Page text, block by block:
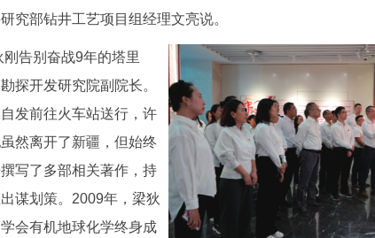
究部钻井工艺项目组经理文亮说。
告别奋战9年的塔里
探开发研究院副院长。
发前往火车站送行，许
然离开了新疆，但始终
写了多部相关著作，持
谋划策。2009年，梁狄
会有机地球化学终身成